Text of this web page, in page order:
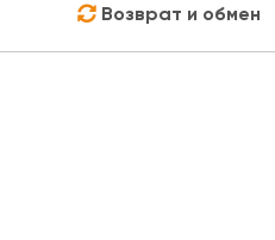
Возврат и обмен